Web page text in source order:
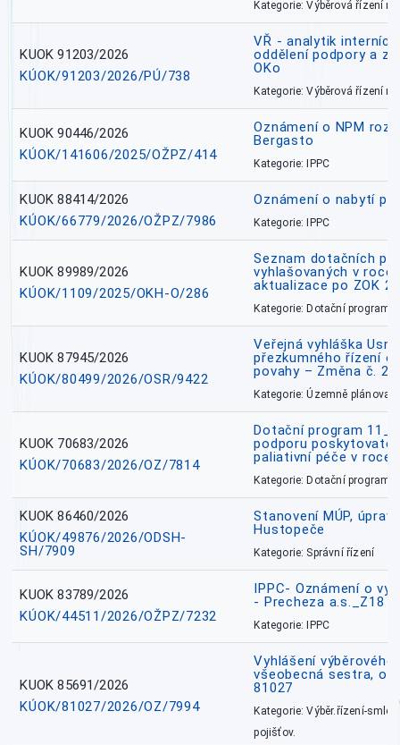
Kategorie: Výběrová řízení
KUOK 91203/2026
KÚOK/91203/2026/PÚ/738
VŘ - analytik
oddělení podpory a
OKo
Kategorie: Výběrová řízení
KUOK 90446/2026
KÚOK/141606/2025/OŽPZ/414
Oznámení o NPM
Bergasto
Kategorie: IPPC
KUOK 88414/2026
KÚOK/66779/2026/OŽPZ/7986
Oznámení o nabytí
Kategorie: IPPC
KUOK 89989/2026
KÚOK/1109/2025/OKH-O/286
Seznam dotačních
vyhlašovaných v roce
aktualizace po ZOK
Kategorie: Dotační
KUOK 87945/2026
KÚOK/80499/2026/OSR/9422
Veřejná vyhláška
přezkumného řízení
povahy – Změna č. 2
Kategorie: Územně
KUOK 70683/2026
KÚOK/70683/2026/OZ/7814
Dotační program
podporu
paliativní péče v roce
Kategorie: Dotační
KUOK 86460/2026
KÚOK/49876/2026/ODSH-
SH/7909
Stanovení MÚP,
Hustopeče
Kategorie: Správní řízení
KUOK 83789/2026
KÚOK/44511/2026/OŽPZ/7232
IPPC- Oznámení o
- Precheza a.s._Z18
Kategorie: IPPC
KUOK 85691/2026
KÚOK/81027/2026/OZ/7994
Vyhlášení
všeobecná sestra,
81027
Kategorie: Výběr.řízení-
pojišťov.